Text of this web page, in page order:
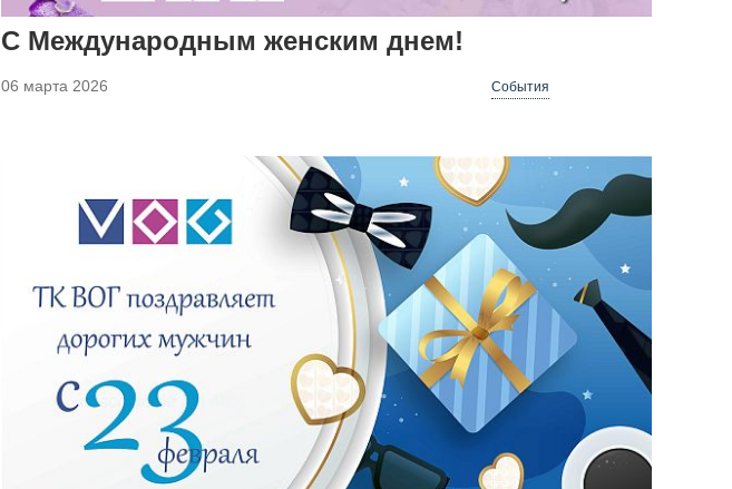
С Международным женским днем!
06 марта 2026 События